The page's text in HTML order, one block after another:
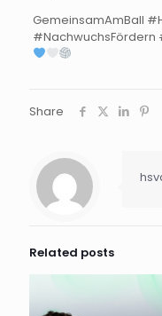
GemeinsamAmBall
#NachwuchsFördern
Share
Related posts